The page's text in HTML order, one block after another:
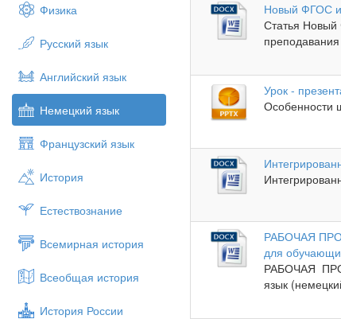
Физика
Русский язык
Английский язык
Немецкий язык
Французский язык
История
Естествознание
Всемирная история
Всеобщая история
История России
Новый ФГОС и
Статья
Урок -
Особенности
РАБОЧАЯ
для
РАБОЧАЯ
язык